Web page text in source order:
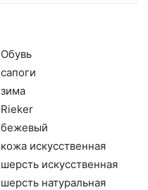
Обувь
са­поги
зи­ма
Ri­eker
бе­жевый
ко­жа ис­кусс­твен­ная
шерсть ис­кусс­твен­ная
шерсть на­тураль­ная